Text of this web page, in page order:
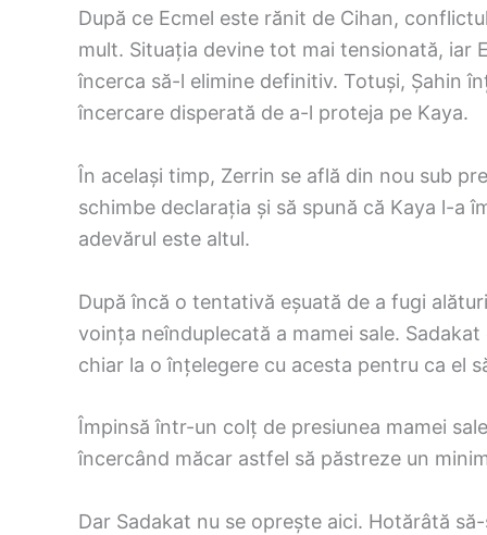
După ce Ecmel este rănit de Cihan,
mult. Situația devine tot mai tensionată, iar
încerca să-l elimine definitiv. Totuși, Șahin
încercare disperată de a-l proteja pe Kaya.
În același timp, Zerrin se află din nou sub
schimbe declarația și să spună că Kaya l-a
adevărul este altul.
După încă o tentativă eșuată de a fugi
voința neînduplecată a mamei sale.
chiar la o înțelegere cu acesta pentru ca el
Împinsă într-un colț de presiunea mamei
încercând măcar astfel să păstreze un
Dar Sadakat nu se oprește aici. Hotărâtă